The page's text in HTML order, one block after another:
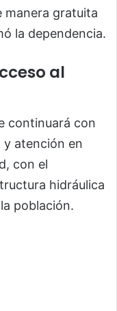
manera gratuita
la dependencia.
al
continuará con
y atención en
con el
hidráulica
población.